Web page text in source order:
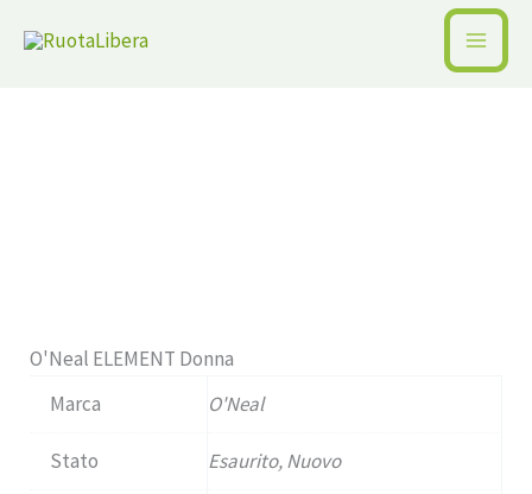
Home /Pagina precedente
O'Neal ELEMENT Donna
Marca
O'Neal
Stato Esaurito, Nuovo